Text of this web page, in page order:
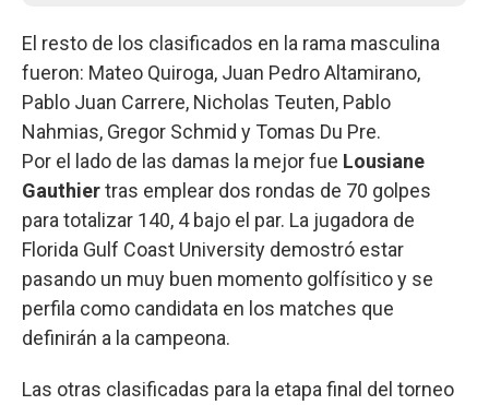
El resto de los clasificados en la rama masculina
fueron: Mateo Quiroga, Juan Pedro Altamirano,
Pablo Juan Carrere, Nicholas Teuten, Pablo
Nahmias, Gregor Schmid y Tomas Du Pre.
Por el lado de las damas la mejor fue Lousiane
Gauthiertras emplear dos rondas de 70 golpes
para totalizar 140, 4 bajo el par. La jugadora de
Florida Gulf Coast University demostró estar
pasando un muy buen momento golfísitico y se
perfila como candidata en los matches que
definirán a la campeona.
Las otras clasificadas para la etapa final del torneo